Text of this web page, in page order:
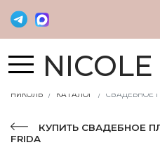
NICOLE
НИКОЛЬ КАТАЛОГ СВАДЕБНОЕ
КУПИТЬ СВАДЕБНОЕ
FRIDA